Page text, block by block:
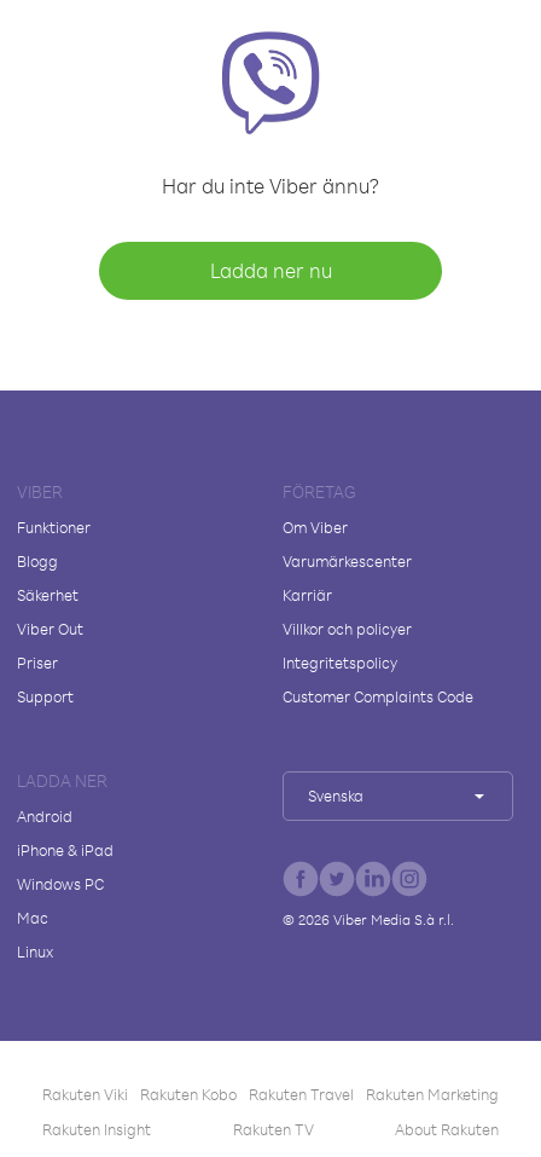
Har du inte Viber ännu?
Ladda ner nu
VIBER
Funktioner
Blogg
Säkerhet
Viber Out
Priser
Support
FÖRETAG
Om Viber
Varumärkescenter
Karriär
Villkor och policyer
Integritetspolicy
Customer Complaints Code
LADDA NER
Android
iPhone & iPad
Windows PC
Mac
Linux
Svenska
© 2026Viber Media S.à r.l.
Rakuten Viki Rakuten Kobo Rakuten Travel
Rakuten Marketing
Rakuten Insight
Rakuten TV About Rakuten